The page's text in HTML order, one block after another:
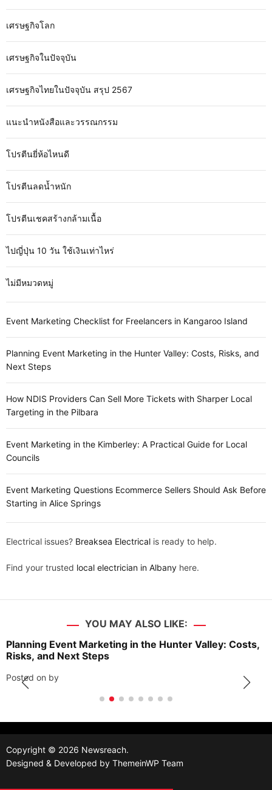
เศรษฐกิจโลก
เศรษฐกิจในปัจจุบัน
เศรษฐกิจไทยในปัจจุบัน สรุป 2567
แนะนำหนังสือและวรรณกรรม
โปรตีนยี่ห้อไหนดี
โปรตีนลดน้ำหนัก
โปรตีนเชคสร้างกล้ามเนื้อ
ไปญี่ปุ่น 10 วัน ใช้เงินเท่าไหร่
ไม่มีหมวดหมู่
Event Marketing Checklist for Freelancers in Kangaroo Island
Planning Event Marketing in the Hunter Valley: Costs, Risks, and
Next Steps
How NDIS Providers Can Sell More Tickets with Sharper Local
Targeting in the Pilbara
Event Marketing in the Kimberley: A Practical Guide for Local
Councils
Event Marketing Questions Ecommerce Sellers Should Ask Before
Starting in Alice Springs
Electrical issues? Breaksea Electrical is ready to help.
Find your trusted local electrician in Albany here.
YOU MAY ALSO LIKE:
Planning Event Marketing in the Hunter Valley: Costs,
Risks, and Next Steps
Posted on by
Copyright © 2026 Newsreach.
Designed & Developed by ThemeinWP Team